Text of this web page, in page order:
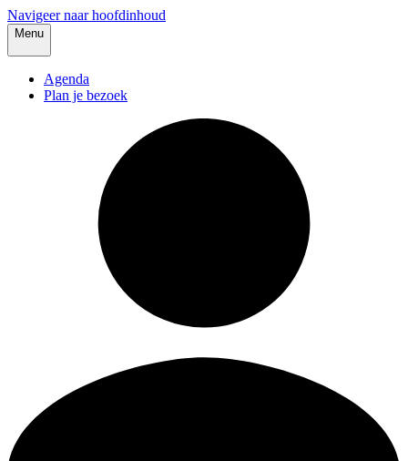
Navigeer naar hoofdinhoud
Menu
Agenda
Plan je bezoek